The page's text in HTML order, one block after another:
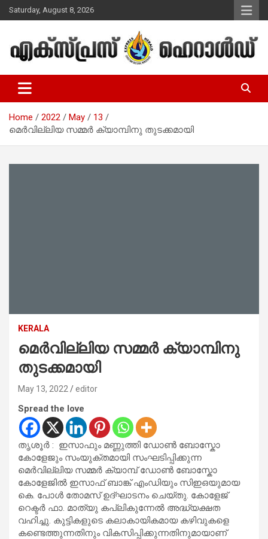
Skip
to
Saturday, August 8, 2026
Express Herald – Malayalam
Christian News
Home 2022 May
13
മെർവില്ലിയ സമ്മർ ക്യാമ്പിനു തുടക്കമായി
KERALA
മെർവില്ലിയ സമ്മർ ക്യാമ്പിനു
തുടക്കമായി
May 13, 2022 editor
Spread the love
തൃശൂർ : ഇസാഫും മണ്ണുത്തി ഡോൺ ബോസ്കോ
കോളേജും സംയുക്തമായി സംഘടിപ്പിക്കുന്ന
മെർവില്ലിയ സമ്മർ ക്യാമ്പ് ഡോൺ ബോസ്കോ
കോളേജിൽ ഇസാഫ് ബാങ്ക് എംഡിയും സിഇഒയുമായ
കെ. പോൾ തോമസ് ഉദ്ഘാടനം ചെയ്തു. കോളേജ്
റെക്ടർ ഫാ. മാത്യു കപ്ലികുന്നേൽ അദ്ധ്യക്ഷത
വഹിച്ചു. കുട്ടികളുടെ കലാകായികമായ കഴിവുകളെ
കണ്ടെത്തുന്നതിനും വികസിപ്പിക്കുന്നതിനുമായാണ്